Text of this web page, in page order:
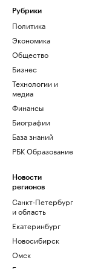
Рубрики
Политика
Экономика
Общество
Бизнес
Технологии и
медиа
Финансы
Биографии
База знаний
РБК Образование
Новости
регионов
Санкт-Петербург
и область
Екатеринбург
Новосибирск
Омск